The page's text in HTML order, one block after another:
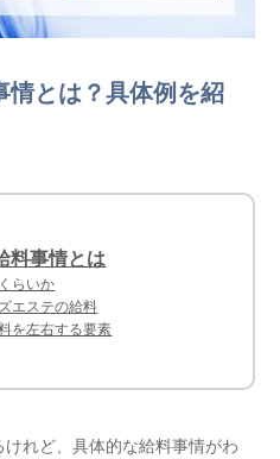
情とは？具体例を紹
料事情とは
らいか
エステの給料
を左右する要素
れど、具体的な給料事情がわ